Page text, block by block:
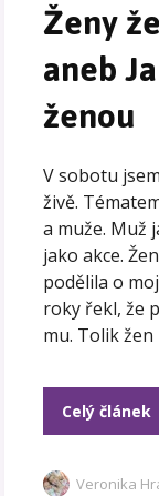
Ženy
aneb
ženou
V sobotu
živě.
a muže. Muž
jako akce.
podělila o
roky řekl, že
mu. Tolik žen
Celý článek
Veronika